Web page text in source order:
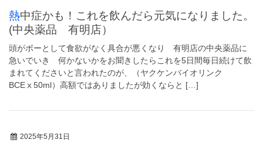
熱中症かも！これを飲んだら元気になりました。
(中央薬品 有明店）
頭がボーとして食欲がなく具合が悪くなり 有明店の中央薬品に
急いでいき 何かないかをお聞きしたらこれを5日間毎日続けて飲
まれてくださいと言われたのが、（ヤクケンバイオリンク
BCEⅹ50ml）高額ではありましたが効くならと […]
2025年5月31日